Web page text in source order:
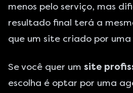
menos pelo serviço, mas
resultado final terá a
que um site criado por
Se você quer um site
escolha é optar por uma